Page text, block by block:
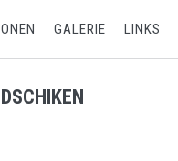
GALERIE LINKS